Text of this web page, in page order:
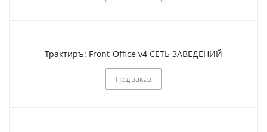
Трактиръ: Front-Office v4 СЕТЬ ЗАВЕДЕНИЙ
Под заказ